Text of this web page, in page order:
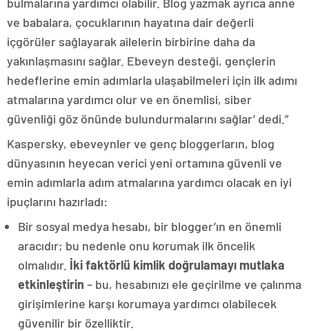
ve babalara, çocuklarının hayatına dair değerli
içgörüler sağlayarak ailelerin birbirine daha da
yakınlaşmasını sağlar. Ebeveyn desteği, gençlerin
hedeflerine emin adımlarla ulaşabilmeleri için ilk adımı
atmalarına yardımcı olur ve en önemlisi, siber
güvenliği göz önünde bulundurmalarını sağlar’ dedi.”
Kaspersky, ebeveynler ve genç bloggerların, blog
dünyasının heyecan verici yeni ortamına güvenli ve
emin adımlarla adım atmalarına yardımcı olacak en iyi
ipuçlarını hazırladı:
Bir sosyal medya hesabı, bir blogger’ın en önemli
aracıdır; bu nedenle onu korumak ilk öncelik
olmalıdır. İki faktörlü kimlik doğrulamayı mutlaka
etkinleştirin – bu, hesabınızı ele geçirilme ve çalınma
girişimlerine karşı korumaya yardımcı olabilecek
güvenilir bir özelliktir.